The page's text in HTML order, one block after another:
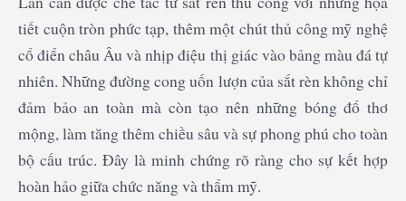
tiết cuộn tròn phức tạp, thêm một chút thủ công mỹ nghệ
cổ điển châu Âu và nhịp điệu thị giác vào bảng màu đá tự
nhiên. Những đường cong uốn lượn của sắt rèn không chỉ
đảm bảo an toàn mà còn tạo nên những bóng đổ thơ
mộng, làm tăng thêm chiều sâu và sự phong phú cho toàn
bộ cấu trúc. Đây là minh chứng rõ ràng cho sự kết hợp
hoàn hảo giữa chức năng và thẩm mỹ.